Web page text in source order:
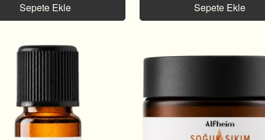
Sepete Ekle Sepete Ekle